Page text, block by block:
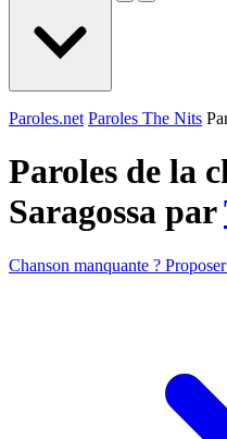
Paroles.net Paroles The Nits
Paroles de la
Saragossa par
Chanson manquante ?